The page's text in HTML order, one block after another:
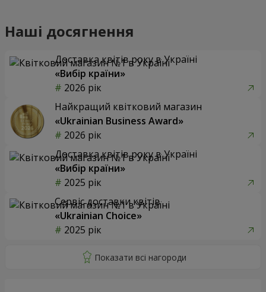
Наші досягнення
Доставка квітів року в Україні
«Вибір країни»
2026 рік
Найкращий квітковий магазин
«Ukrainian Business Award»
2026 рік
Доставка квітів року в Україні
«Вибір країни»
2025 рік
Сервіс доставки квітів
«Ukrainian Choice»
2025 рік